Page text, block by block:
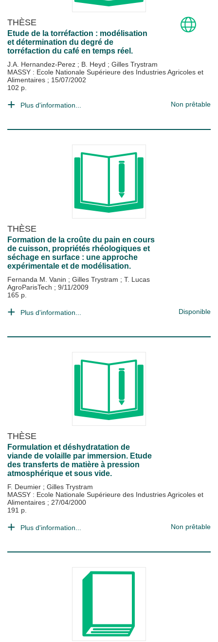
THÈSE
Etude de la torréfaction : modélisation
et détermination du degré de
torréfaction du café en temps réel.
J.A. Hernandez-Perez ; B. Heyd ; Gilles Trystram
MASSY : Ecole Nationale Supérieure des Industries Agricoles et
Alimentaires ; 15/07/2002
102 p.
Plus d'information... Non prêtable
THÈSE
Formation de la croûte du pain en cours
de cuisson, propriétés rhéologiques et
séchage en surface : une approche
expérimentale et de modélisation.
Fernanda M. Vanin ; Gilles Trystram ; T. Lucas
AgroParisTech ; 9/11/2009
165 p.
Plus d'information... Disponible
THÈSE
Formulation et déshydratation de
viande de volaille par immersion. Etude
des transferts de matière à pression
atmosphérique et sous vide.
F. Deumier ; Gilles Trystram
MASSY : Ecole Nationale Supérieure des Industries Agricoles et
Alimentaires ; 27/04/2000
191 p.
Plus d'information... Non prêtable